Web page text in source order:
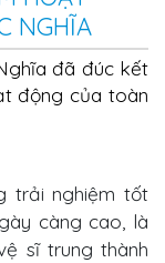
NGHĨA
đã đúc kết
động của toàn
trải nghiệm tốt
càng cao, là
sĩ trung thành